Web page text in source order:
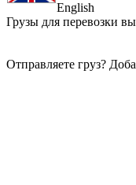
English
Грузы для перевозки
Отправляете груз?